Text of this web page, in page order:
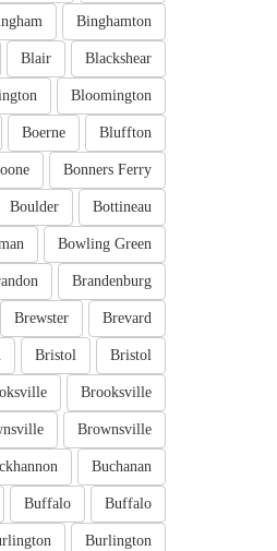
Binghamton
Blackshear
Blair
Bloomington
Bluffton
Boerne
Bonners Ferry
Bottineau
Boulder
Bowling Green
Brandenburg
Brevard
Brewster
Bristol
Bristol
Brooksville
Brownsville
Buchanan
Buffalo
Buffalo
Burlington